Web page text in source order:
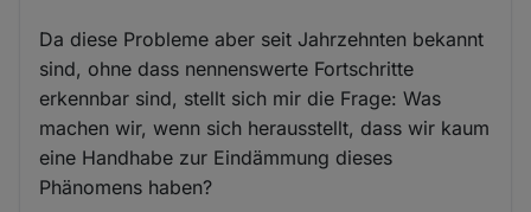
Da diese Probleme aber seit Jahrzehnten bekannt
sind, ohne dass nennenswerte Fortschritte
erkennbar sind, stellt sich mir die Frage: Was
machen wir, wenn sich herausstellt, dass wir kaum
eine Handhabe zur Eindämmung dieses
Phänomens haben?